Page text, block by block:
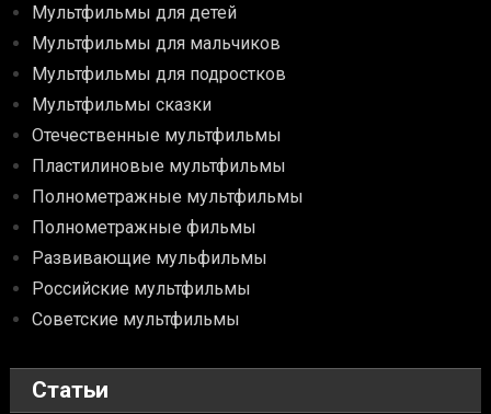
Мультфильмы для детей
Мультфильмы для мальчиков
Мультфильмы для подростков
Мультфильмы сказки
Отечественные мультфильмы
Пластилиновые мультфильмы
Полнометражные мультфильмы
Полнометражные фильмы
Развивающие мульфильмы
Российские мультфильмы
Советские мультфильмы
Статьи